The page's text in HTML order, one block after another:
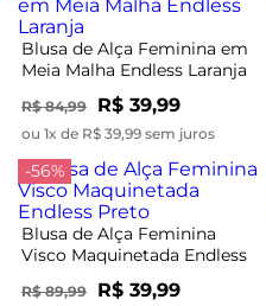
Blusa de Alça Feminina em
Meia Malha Endless Laranja
R$ 84,99 R$ 39,99
ou 1x de R$ 39,99 sem juros
-56%
Blusa de Alça Feminina
Visco Maquinetada Endless
R$ 89,99 R$ 39,99